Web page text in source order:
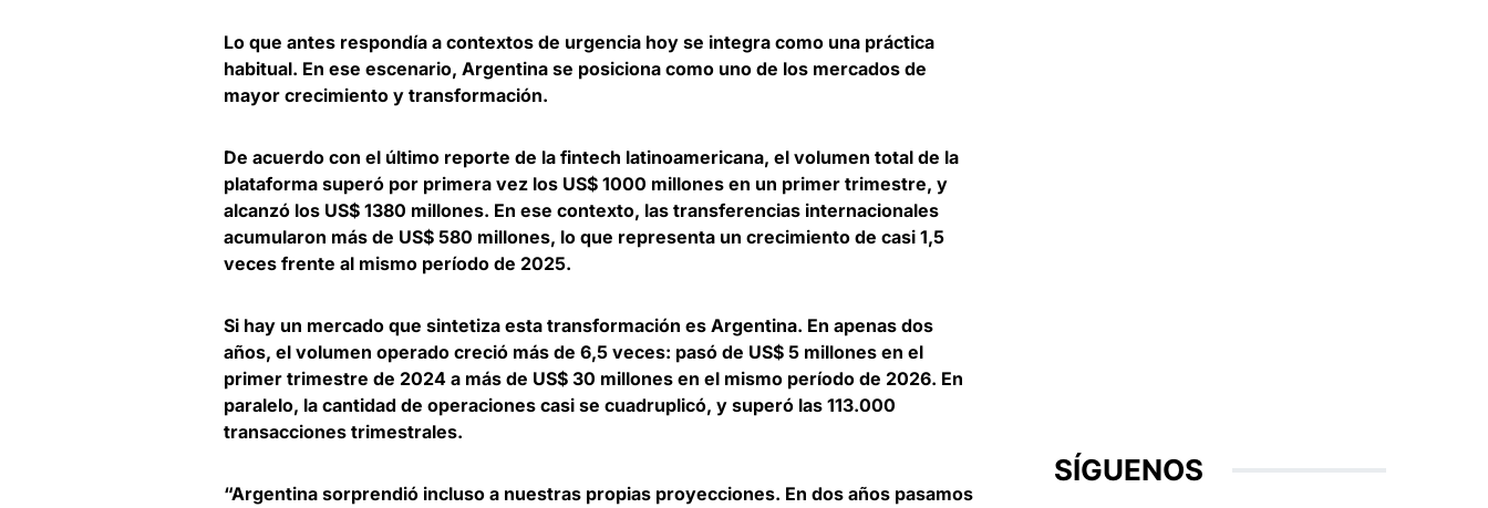
Lo que antes respondía a contextos de urgencia hoy se integra como una práctica
habitual. En ese escenario, Argentina se posiciona como uno de los mercados de
mayor crecimiento y transformación.
De acuerdo con el último reporte de la fintech latinoamericana, el volumen total de la
plataforma superó por primera vez los US$ 1000 millones en un primer trimestre, y
alcanzó los US$ 1380 millones. En ese contexto, las transferencias internacionales
acumularon más de US$ 580 millones, lo que representa un crecimiento de casi 1,5
veces frente al mismo período de 2025.
Si hay un mercado que sintetiza esta transformación es Argentina. En apenas dos
años, el volumen operado creció más de 6,5 veces: pasó de US$ 5 millones en el
primer trimestre de 2024 a más de US$ 30 millones en el mismo período de 2026. En
paralelo, la cantidad de operaciones casi se cuadruplicó, y superó las 113.000
transacciones trimestrales.
“Argentina sorprendió incluso a nuestras propias proyecciones. En dos años pasamos
SÍGUENOS